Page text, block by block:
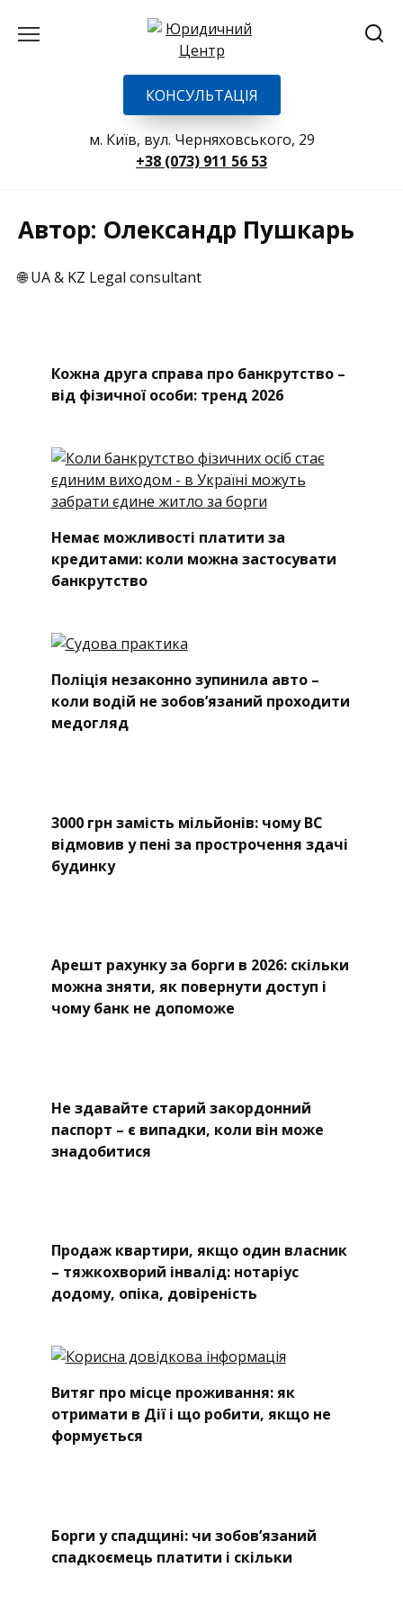
КОНСУЛЬТАЦІЯ
м. Київ, вул. Черняховського, 29
+38 (073) 911 56 53
Автор: Олександр Пушкарь
🌐 UA & KZ Legal consultant
Кожна друга справа про банкрутство –
від фізичної особи: тренд 2026
Немає можливості платити за
кредитами: коли можна застосувати
банкрутство
Поліція незаконно зупинила авто –
коли водій не зобов’язаний проходити
медогляд
3000 грн замість мільйонів: чому ВС
відмовив у пені за прострочення здачі
будинку
Арешт рахунку за борги в 2026: скільки
можна зняти, як повернути доступ і
чому банк не допоможе
Не здавайте старий закордонний
паспорт – є випадки, коли він може
знадобитися
Продаж квартири, якщо один власник
– тяжкохворий інвалід: нотаріус
додому, опіка, довіреність
Витяг про місце проживання: як
отримати в Дії і що робити, якщо не
формується
Борги у спадщині: чи зобов’язаний
спадкоємець платити і скільки